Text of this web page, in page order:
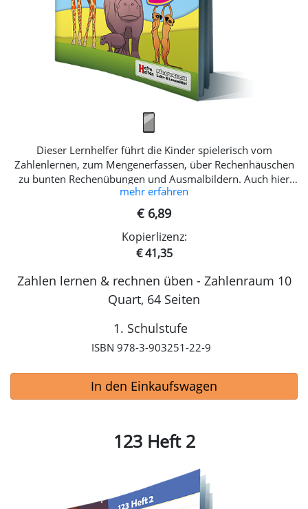
Dieser Lernhelfer führt die Kinder spielerisch vom
Zahlenlernen, zum Mengenerfassen, über Rechenhäuschen
zu bunten Rechenübungen und Ausmalbildern. Auch hier
haben wir eine praktische Registerfunktion eingebaut, die
das Auffinden der einzelnen Arbeitsteile erleichtert.
mehr erfahren
€ 6,89
Kopierlizenz:
€ 41,35
Zahlen lernen & rechnen üben - Zahlenraum 10
Quart, 64 Seiten
1. Schulstufe
ISBN 978-3-903251-22-9
In den Einkaufswagen
123 Heft 2